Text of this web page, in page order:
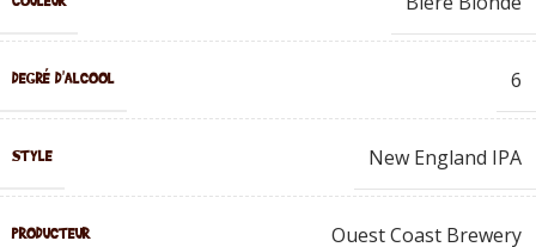
DEGRÉ D'ALCOOL 6
STYLE New England IPA
PRODUCTEUR Ouest Coast Brewery